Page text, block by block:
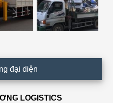
đại diện
LOGISTICS